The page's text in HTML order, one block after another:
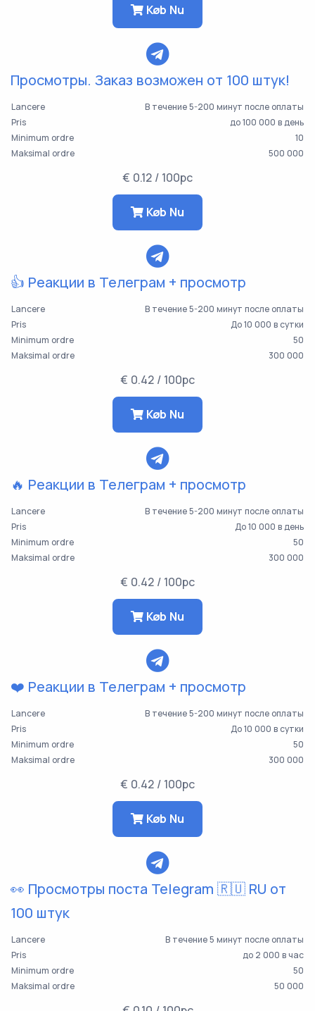
Køb Nu
Просмотры. Заказ возможен от 100 штук!
Lancere
В течение 5-200 минут после оплаты
Pris
до 100 000 в день
Minimum ordre
10
Maksimal ordre
500 000
€ 0.12 / 100pc
Køb Nu
👍 Реакции в Телеграм + просмотр
Lancere
В течение 5-200 минут после оплаты
Pris
До 10 000 в сутки
Minimum ordre
50
Maksimal ordre
300 000
€ 0.42 / 100pc
Køb Nu
🔥 Реакции в Телеграм + просмотр
Lancere
В течение 5-200 минут после оплаты
Pris
До 10 000 в день
Minimum ordre
50
Maksimal ordre
300 000
€ 0.42 / 100pc
Køb Nu
❤️ Реакции в Телеграм + просмотр
Lancere
В течение 5-200 минут после оплаты
Pris
До 10 000 в сутки
Minimum ordre
50
Maksimal ordre
300 000
€ 0.42 / 100pc
Køb Nu
👀 Просмотры поста Telegram 🇷🇺 RU от
100 штук
Lancere
В течение 5 минут после оплаты
Pris
до 2 000 в час
Minimum ordre
50
Maksimal ordre
50 000